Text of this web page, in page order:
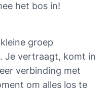
het bos in!
groep
Je vertraagt, komt in
verbinding met
om alles los te